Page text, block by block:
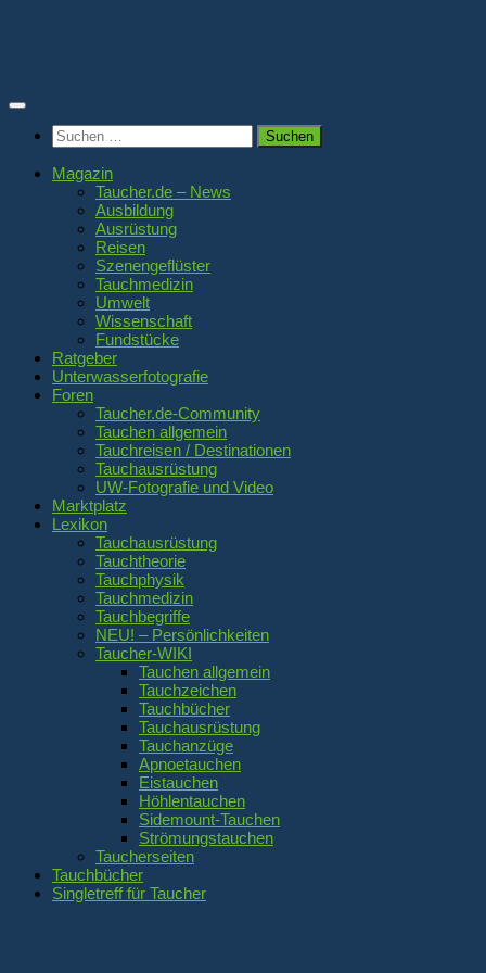
Suchen
nach:
Magazin
Taucher.de – News
Ausbildung
Ausrüstung
Reisen
Szenengeflüster
Tauchmedizin
Umwelt
Wissenschaft
Fundstücke
Ratgeber
Unterwasserfotografie
Foren
Taucher.de-Community
Tauchen allgemein
Tauchreisen / Destinationen
Tauchausrüstung
UW-Fotografie und Video
Marktplatz
Lexikon
Tauchausrüstung
Tauchtheorie
Tauchphysik
Tauchmedizin
Tauchbegriffe
NEU! – Persönlichkeiten
Taucher-WIKI
Tauchen allgemein
Tauchzeichen
Tauchbücher
Tauchausrüstung
Tauchanzüge
Apnoetauchen
Eistauchen
Höhlentauchen
Sidemount-Tauchen
Strömungstauchen
Taucherseiten
Tauchbücher
Singletreff für Taucher